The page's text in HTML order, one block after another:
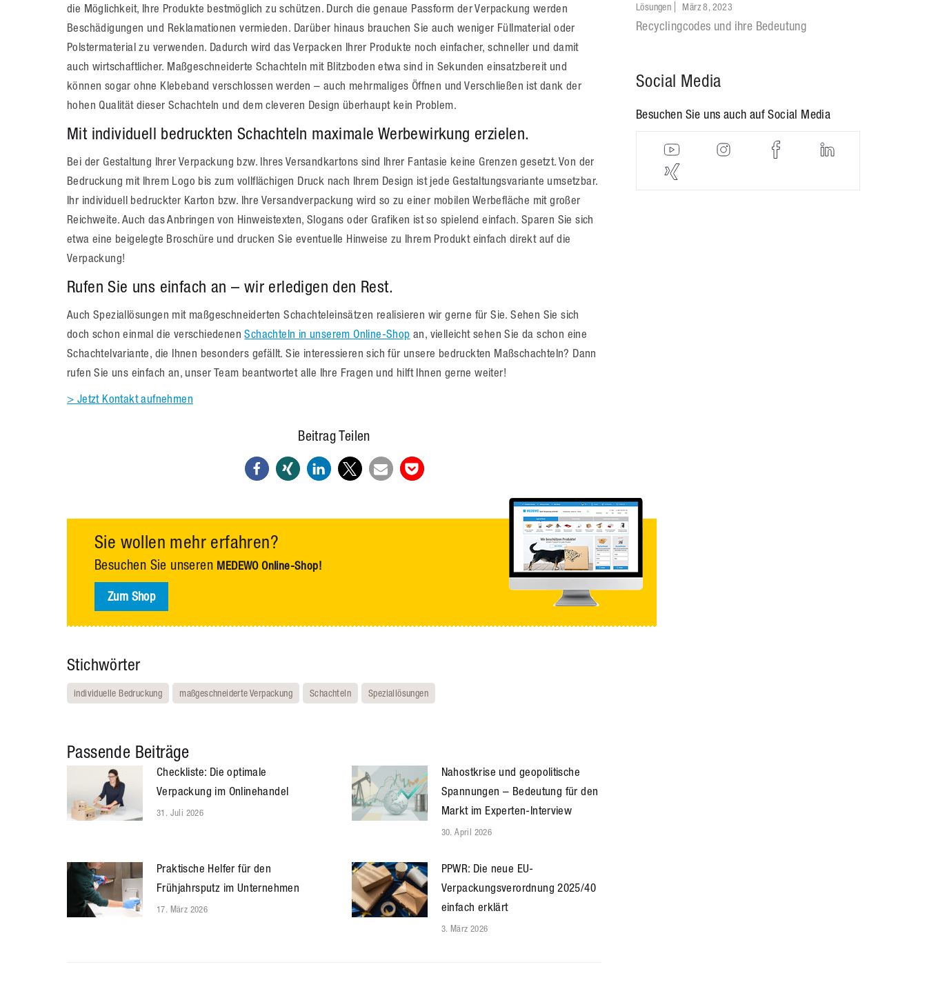
die Möglichkeit, Ihre Produkte bestmöglich zu schützen. Durch die genaue Passform der Verpackung werden
Beschädigungen und Reklamationen vermieden. Darüber hinaus brauchen Sie auch weniger Füllmaterial oder
Polstermaterial zu verwenden. Dadurch wird das Verpacken Ihrer Produkte noch einfacher, schneller und damit
auch wirtschaftlicher. Maßgeschneiderte Schachteln mit Blitzboden etwa sind in Sekunden einsatzbereit und
können sogar ohne Klebeband verschlossen werden – auch mehrmaliges Öffnen und Verschließen ist dank der
hohen Qualität dieser Schachteln und dem cleveren Design überhaupt kein Problem.
Mit individuell bedruckten Schachteln maximale Werbewirkung erzielen.
Bei der Gestaltung Ihrer Verpackung bzw. Ihres Versandkartons sind Ihrer Fantasie keine Grenzen gesetzt. Von der
Bedruckung mit Ihrem Logo bis zum vollflächigen Druck nach Ihrem Design ist jede Gestaltungsvariante umsetzbar.
Ihr individuell bedruckter Karton bzw. Ihre Versandverpackung wird so zu einer mobilen Werbefläche mit großer
Reichweite. Auch das Anbringen von Hinweistexten, Slogans oder Grafiken ist so spielend einfach. Sparen Sie sich
etwa eine beigelegte Broschüre und drucken Sie eventuelle Hinweise zu Ihrem Produkt einfach direkt auf die
Verpackung!
Rufen Sie uns einfach an – wir erledigen den Rest.
Auch Speziallösungen mit maßgeschneiderten Schachteleinsätzen realisieren wir gerne für Sie. Sehen Sie sich
doch schon einmal die verschiedenenSchachteln in unserem Online-Shop an, vielleicht sehen Sie da schon eine
Schachtelvariante, die Ihnen besonders gefällt. Sie interessieren sich für unsere bedruckten Maßschachteln? Dann
rufen Sie uns einfach an, unser Team beantwortet alle Ihre Fragen und hilft Ihnen gerne weiter!
> Jetzt Kontakt aufnehmen
Beitrag Teilen
Sie wollen mehr erfahren?
Besuchen Sie unseren MEDEWO Online-Shop!
Zum Shop
Stichwörter
individuelle Bedruckung maßgeschneiderte Verpackung Schachteln Speziallösungen
Passende Beiträge
Checkliste: Die optimale
Verpackung im Onlinehandel
31. Juli 2026
Nahostkrise und geopolitische
Spannungen – Bedeutung für den
Markt im Experten-Interview
30. April 2026
Praktische Helfer für den
Frühjahrsputz im Unternehmen
17. März 2026
PPWR: Die neue EU-
Verpackungsverordnung 2025/40
einfach erklärt
3. März 2026
Lösungen März 8, 2023
Recyclingcodes und ihre Bedeutung
Social Media
Besuchen Sie uns auch auf Social Media